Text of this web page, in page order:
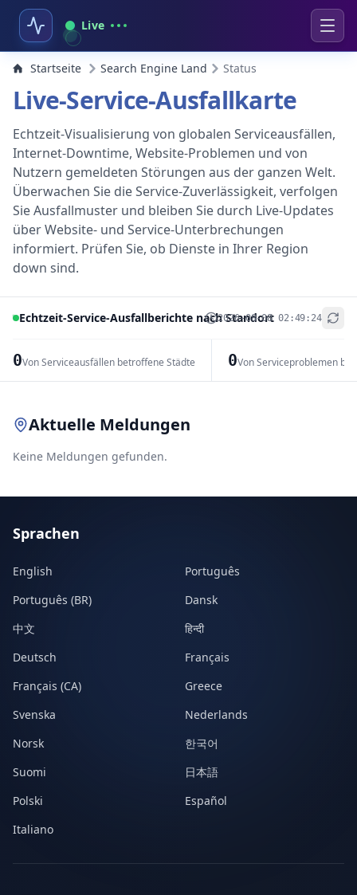
Live
Startseite Search Engine Land Status
Live-Service-Ausfallkarte
Echtzeit-Visualisierung von globalen Serviceausfällen,
Internet-Downtime, Website-Problemen und von
Nutzern gemeldeten Störungen aus der ganzen Welt.
Überwachen Sie die Service-Zuverlässigkeit, verfolgen
Sie Ausfallmuster und bleiben Sie durch Live-Updates
über Website- und Service-Unterbrechungen
informiert. Prüfen Sie, ob Dienste in Ihrer Region
down sind.
Echtzeit-Service-Ausfallberichte nach Standort
2026-08-08 02:49:24
0Von Serviceausfällen betroffene Städte 0Von Serviceproblemen
+
Aktuelle Meldungen
Keine Meldungen gefunden.
Sprachen
English
Português
Português (BR)
Dansk
中文
हिन्दी
Deutsch
Français
Français (CA)
Greece
Svenska
Nederlands
Norsk
한국어
Suomi
日本語
Polski
Español
Italiano